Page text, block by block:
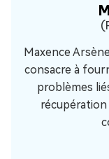
Maxence
consacre à
problèmes